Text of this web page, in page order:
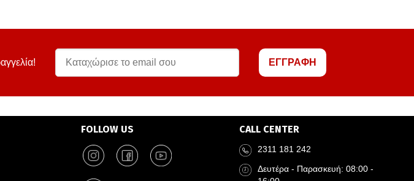
ΕΓΓΡΑΦΗ
FOLLOW US CALL CENTER
2311 181 242
Δευτέρα - Παρασκευή: 08:00 -